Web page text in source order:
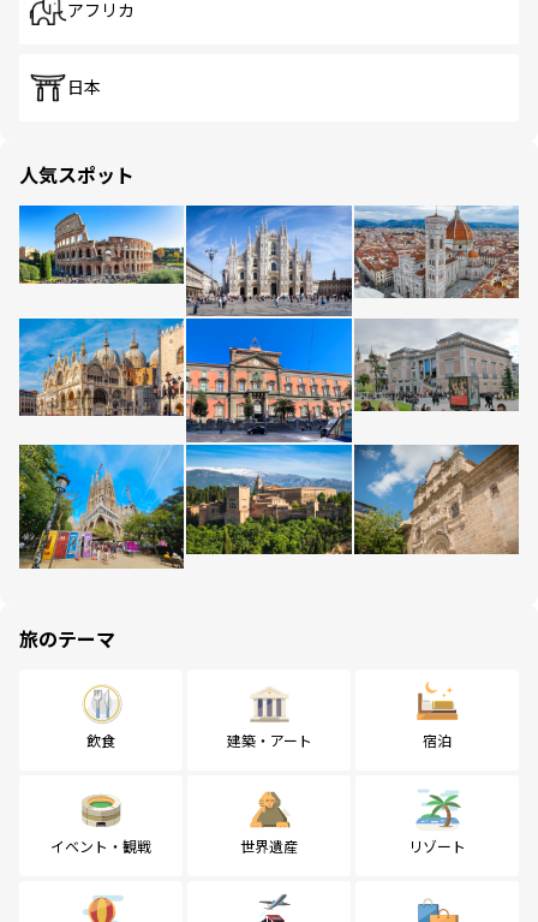
アフリカ
日本
人気スポット
旅のテーマ
飲食 建築・アート 宿泊
イベント・観戦 世界遺産 リゾート